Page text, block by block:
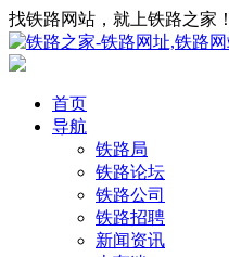
找铁路网站，就上铁路之家！
首页
导航
铁路局
铁路论坛
铁路公司
铁路招聘
新闻资讯